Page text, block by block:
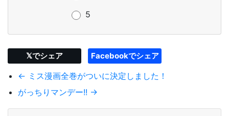
5
𝕏でシェア Facebookでシェア
← ミス漫画全巻がついに決定しました！
がっちりマンデー!! →